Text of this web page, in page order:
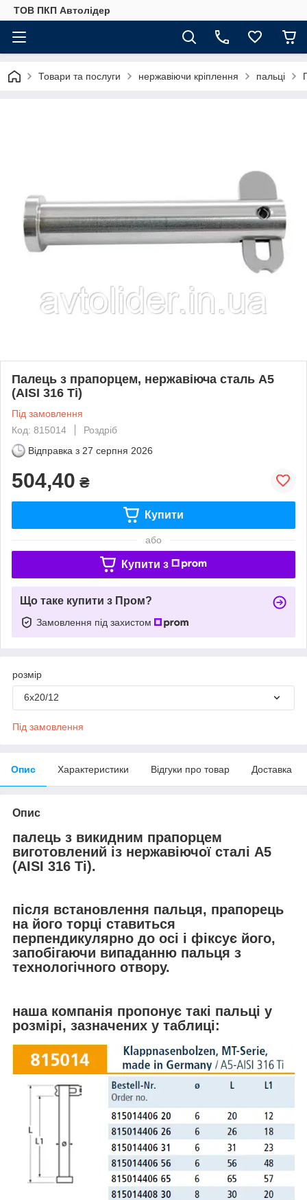
ТОВ ПКП Автолідер
Товари та послуги нержавіючи кріплення пальці
Палець з прапорцем, нержавіюча сталь А5
(AISI 316 Ti)
Під замовлення
Код: 815014
Роздріб
Відправка з 27 серпня 2026
504,40 ₴
Купити
або
Купити з
Що таке купити з Пром?
Замовлення під захистом
розмір
6х20/12
Під замовлення
Опис Характеристики Відгуки про товар Доставка
Опис
палець з викидним прапорцем
виготовлений із нержавіючої сталі А5
(AISI 316 Ti).
після встановлення пальця, прапорець
на його торці ставиться
перпендикулярно до осі і фіксує його,
запобігаючи випаданню пальця з
технологічного отвору.
наша компанія пропонує такі пальці у
розмірі, зазначених у таблиці: